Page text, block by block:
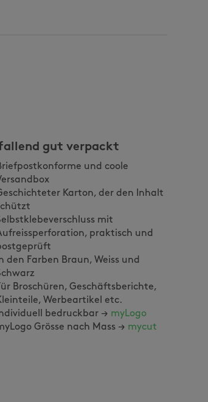
gut verpackt
und coole
Karton, der den Inhalt
mit
praktisch und
den Farben Braun, Weiss und
Broschüren, Geschäftsberichte,
Werbeartikel etc.
bedruckbar → myLogo
Grösse nach Mass → mycut